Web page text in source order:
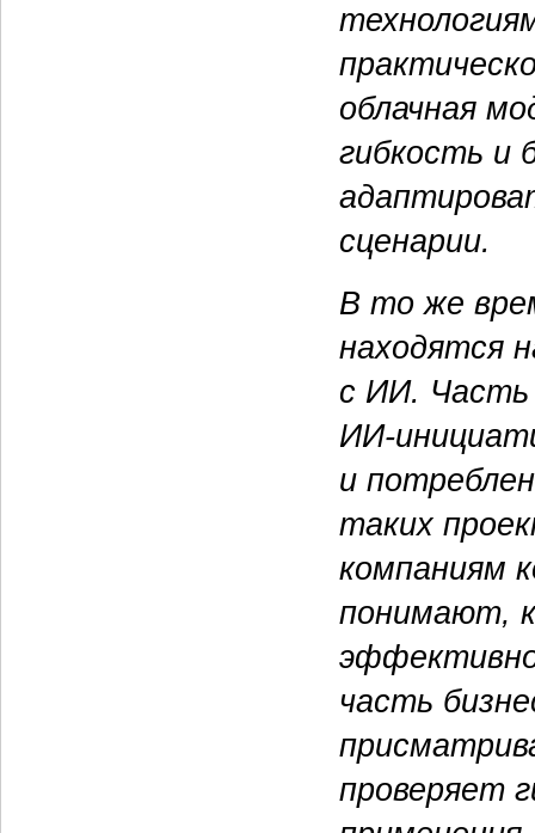
облачная
гибкость и
сценарии.
В то же
находятся
с ИИ.
ИИ-
и
таких
компаниям
понимают,
часть
проверяет